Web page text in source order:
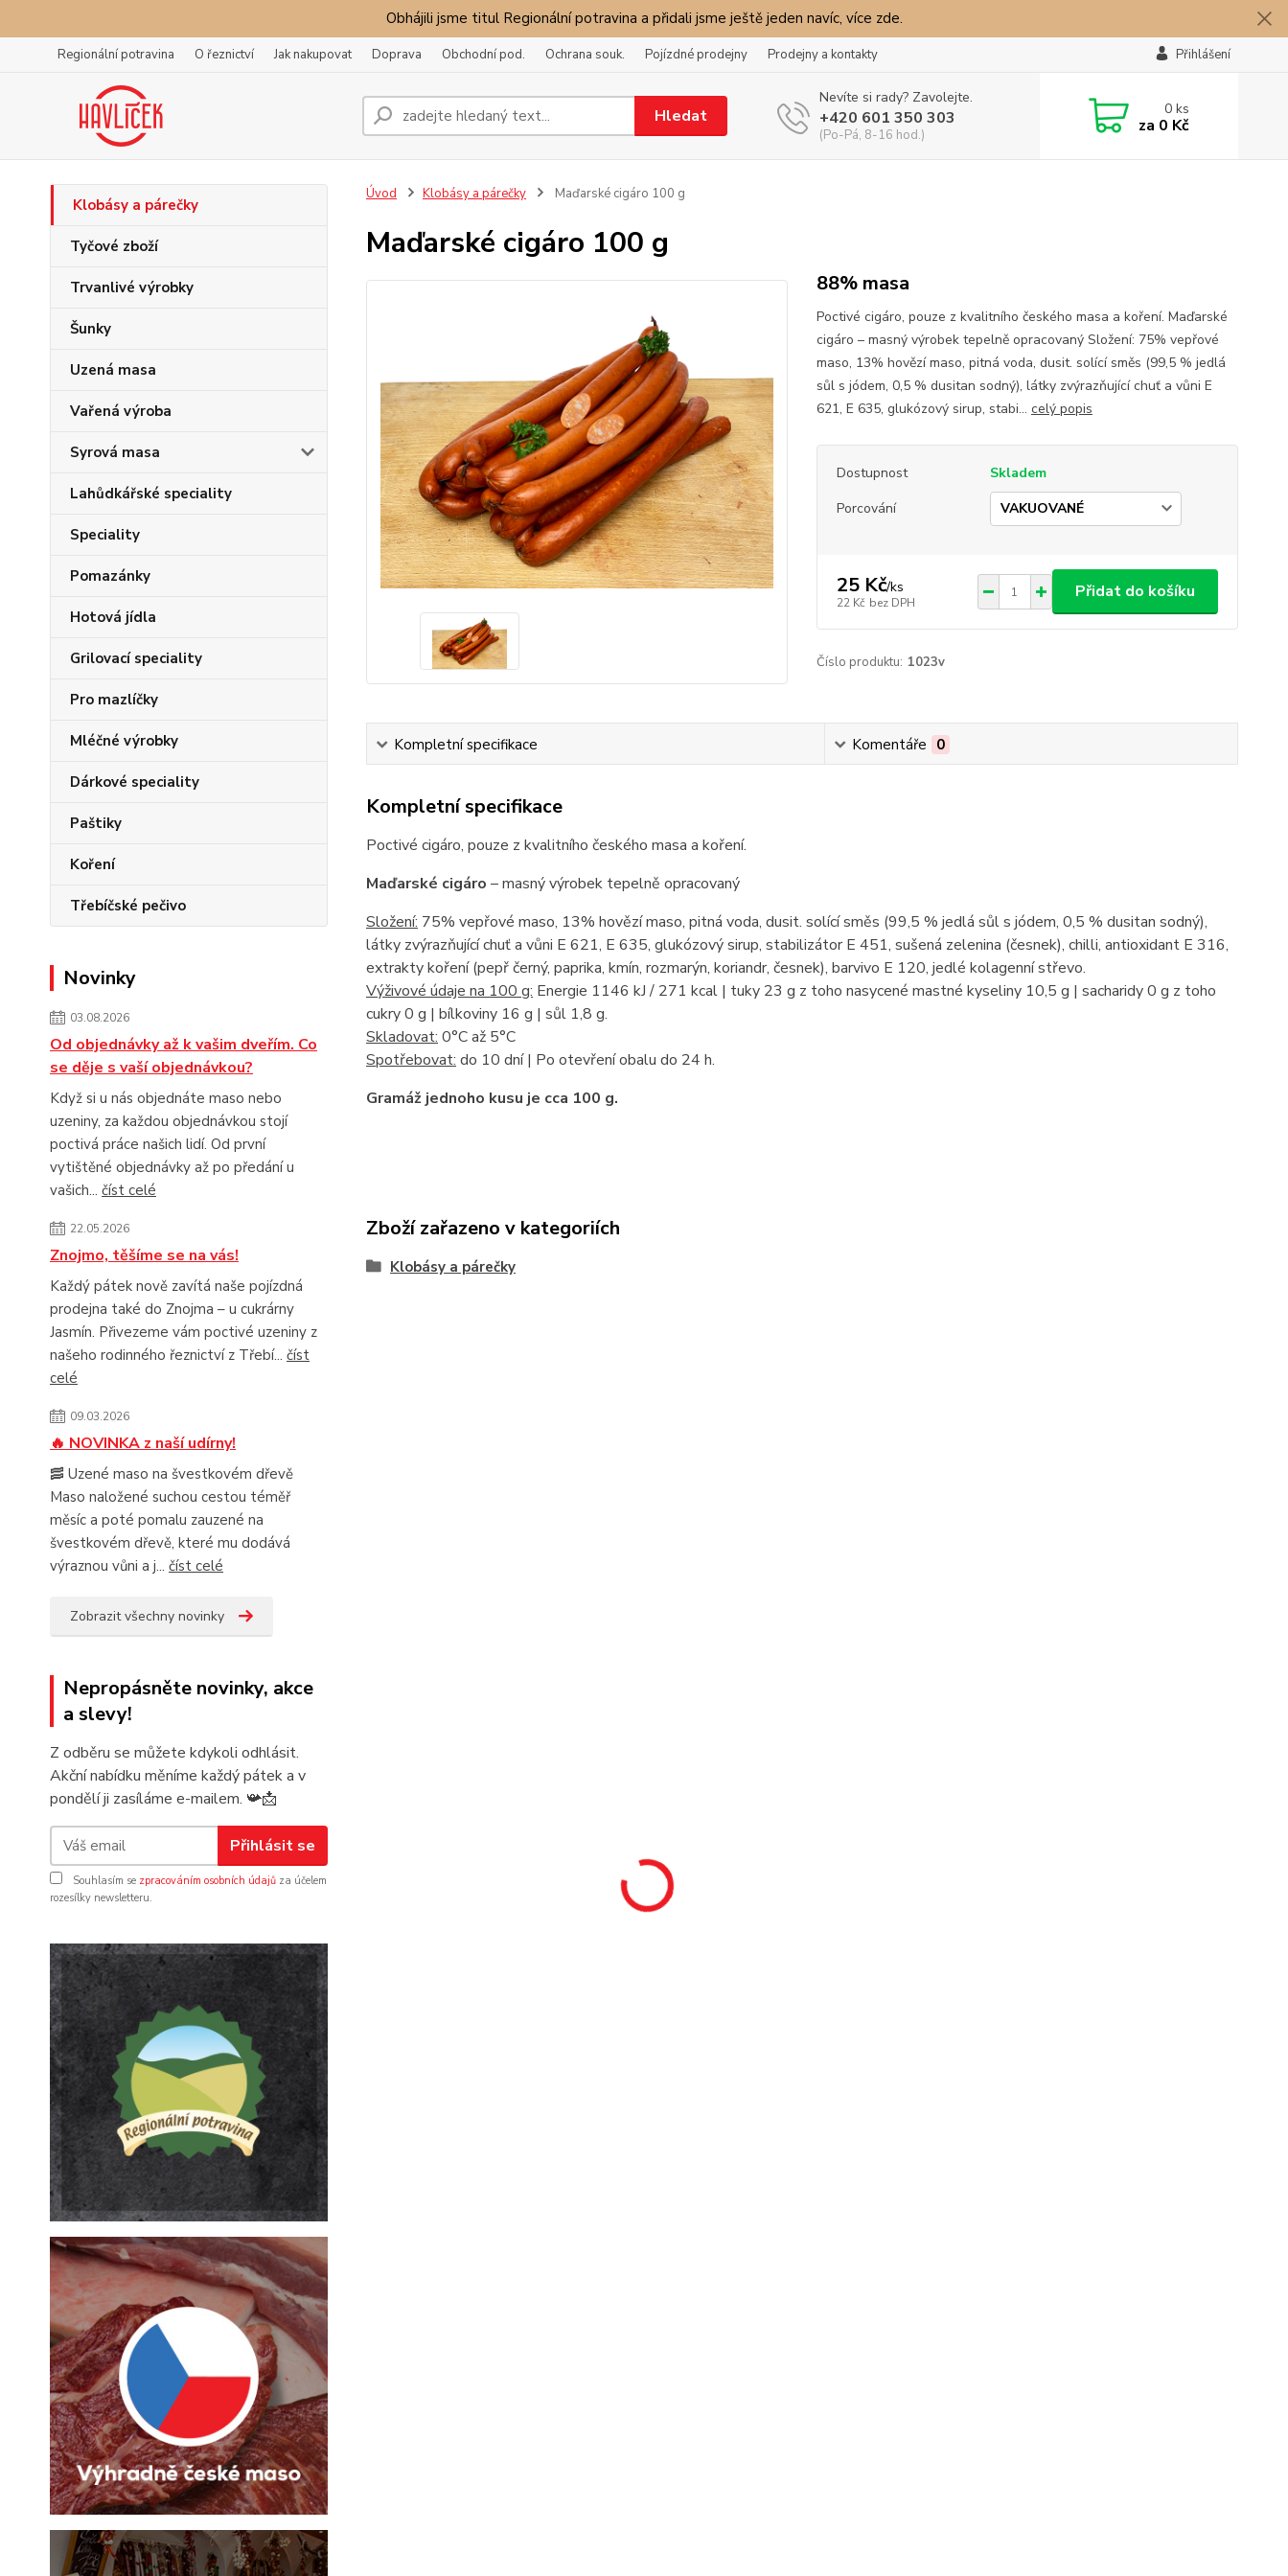
Obhájili jsme titul Regionální potravina a přidali jsme ještě jeden navíc, více zde.
Regionální potravina O řeznictví Jak nakupovat Doprava Obchodní pod. Ochrana souk. Pojízdné prodejny Prodejny a kontakty Přihlášení
Hledat
Nevíte si rady? Zavolejte.
+420 601 350 303
(Po-Pá, 8-16 hod.)
0ks
za 0 Kč
Klobásy a párečky
Tyčové zboží
Trvanlivé výrobky
Šunky
Uzená masa
Vařená výroba
Syrová masa
Lahůdkářské speciality
Speciality
Pomazánky
Hotová jídla
Grilovací speciality
Pro mazlíčky
Mléčné výrobky
Dárkové speciality
Paštiky
Koření
Třebíčské pečivo
Novinky
03.08.2026
Od objednávky až k vašim dveřím. Co
se děje s vaší objednávkou?
Když si u nás objednáte maso nebo
uzeniny, za každou objednávkou stojí
poctivá práce našich lidí. Od první
vytištěné objednávky až po předání u
vašich... číst celé
22.05.2026
Znojmo, těšíme se na vás!
Každý pátek nově zavítá naše pojízdná
prodejna také do Znojma – u cukrárny
Jasmín. Přivezeme vám poctivé uzeniny z
našeho rodinného řeznictví z Třebí... číst
celé
09.03.2026
🔥 NOVINKA z naší udírny!
🥓 Uzené maso na švestkovém dřevě
Maso naložené suchou cestou téměř
měsíc a poté pomalu zauzené na
švestkovém dřevě, které mu dodává
výraznou vůni a j... číst celé
Zobrazit všechny novinky
Nepropásněte novinky, akce
a slevy!
Z odběru se můžete kdykoli odhlásit.
Akční nabídku měníme každý pátek a v
pondělí ji zasíláme e-mailem. 📯📩
Přihlásit se
Souhlasím se zpracováním osobních údajů za účelem
rozesílky newsletteru.
Úvod Klobásy a párečky Maďarské cigáro 100 g
Maďarské cigáro 100 g
88% masa
Poctivé cigáro, pouze z kvalitního českého masa a koření. Maďarské
cigáro – masný výrobek tepelně opracovaný Složení: 75% vepřové
maso, 13% hovězí maso, pitná voda, dusit. solící směs (99,5 % jedlá
sůl s jódem, 0,5 % dusitan sodný), látky zvýrazňující chuť a vůni E
621, E 635, glukózový sirup, stabi... celý popis
Dostupnost
Skladem
Porcování
25 Kč/ks
22 Kč bez DPH
Přidat do košíku
Číslo produktu: 1023v
Kompletní specifikace Komentáře 0
Kompletní specifikace
Poctivé cigáro, pouze z kvalitního českého masa a koření.
Maďarské cigáro – masný výrobek tepelně opracovaný
Složení:75% vepřové maso, 13% hovězí maso, pitná voda, dusit. solící směs (99,5 % jedlá sůl s jódem, 0,5 % dusitan sodný),
látky zvýrazňující chuť a vůni E 621, E 635, glukózový sirup, stabilizátor E 451, sušená zelenina (česnek), chilli, antioxidant E 316,
extrakty koření (pepř černý, paprika, kmín, rozmarýn, koriandr, česnek), barvivo E 120, jedlé kolagenní střevo.
Výživové údaje na 100 g:Energie 1146 kJ / 271 kcal | tuky 23 g z toho nasycené mastné kyseliny 10,5 g | sacharidy 0 g z toho
cukry 0 g | bílkoviny 16 g | sůl 1,8 g.
Skladovat:0°C až 5°C
Spotřebovat:do 10 dní | Po otevření obalu do 24 h.
Gramáž jednoho kusu je cca 100 g.
Zboží zařazeno v kategoriích
Klobásy a párečky